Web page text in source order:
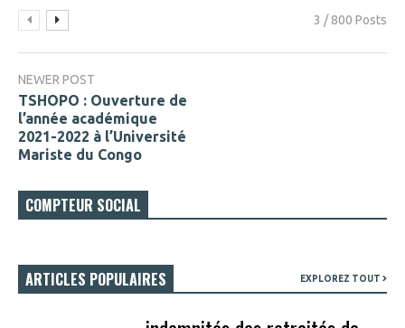
3 / 800 Posts
NEWER POST
TSHOPO : Ouverture de
l’année académique
2021-2022 à l’Université
Mariste du Congo
COMPTEUR SOCIAL
ARTICLES POPULAIRES EXPLOREZ TOUT